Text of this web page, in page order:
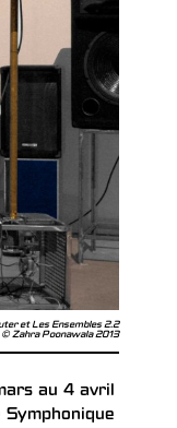
et Les Ensembles 2.2
© Zahra Poonawala 2013
au 4 avril